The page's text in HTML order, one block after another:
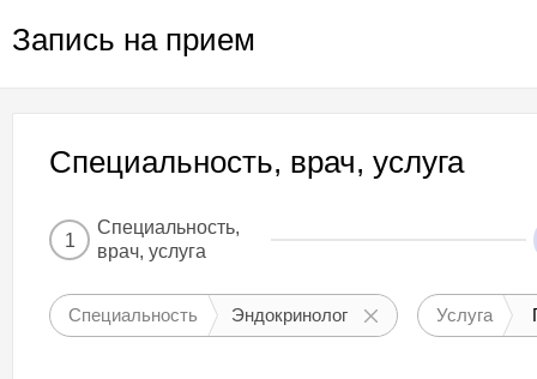
Запись на прием
Специальность, врач, услуга
1
Специальность,
врач, услуга
Специальность Эндокринолог Услуга